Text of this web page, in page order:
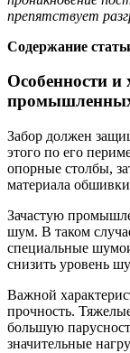
препятствует
Содержание
Особенности и
Забор должен
этого по его
опорные столбы,
материала
Зачастую
шум. В таком
специальные
снизить уровень
Важной
прочность.
большую
значительные